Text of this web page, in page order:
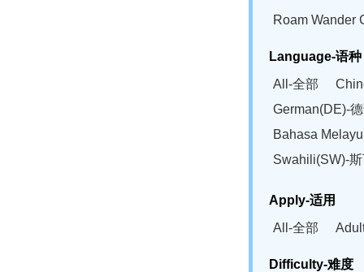
Roam Wander
Language-语种
All-全部
German(DE)-
Bahasa
Swahili(SW)-
Apply-适用
All-全部
Difficulty-难度